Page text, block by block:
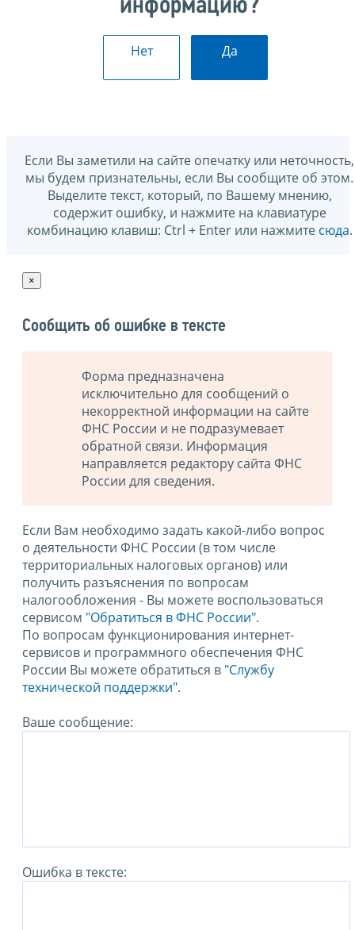
информацию?
Нет Да
Если Вы заметили на сайте опечатку или неточность,
мы будем признательны, если Вы сообщите об этом.
Выделите текст, который, по Вашему мнению,
содержит ошибку, и нажмите на клавиатуре
комбинацию клавиш: Ctrl + Enter или нажмите сюда.
×
Сообщить об ошибке в тексте
Форма предназначена
исключительно для сообщений о
некорректной информации на сайте
ФНС России и не подразумевает
обратной связи. Информация
направляется редактору сайта ФНС
России для сведения.
Если Вам необходимо задать какой-либо вопрос
о деятельности ФНС России (в том числе
территориальных налоговых органов) или
получить разъяснения по вопросам
налогообложения - Вы можете воспользоваться
сервисом "Обратиться в ФНС России".
По вопросам функционирования интернет-
сервисов и программного обеспечения ФНС
России Вы можете обратиться в "Службу
технической поддержки".
Ваше сообщение:
Ошибка в тексте: